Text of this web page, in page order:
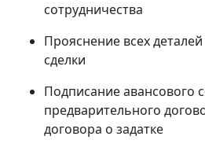
сотрудничества
Прояснение всех
сделки
Подписание авансового
предварительного
договора о задатке